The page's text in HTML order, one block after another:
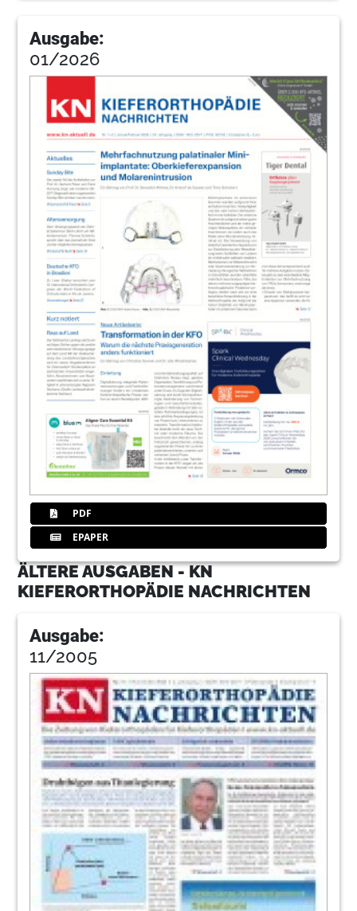
Ausgabe:
01/2026
PDF
EPAPER
ÄLTERE AUSGABEN - KN
KIEFERORTHOPÄDIE NACHRICHTEN
Ausgabe:
11/2005